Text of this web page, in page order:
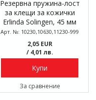
Резервна пружина-лост
за клещи за кожички
Erlinda Solingen, 45 мм
Арт. №: 10230,10630,11230-999
2,05 EUR
/ 4,01 лв.
Купи
За сравнение